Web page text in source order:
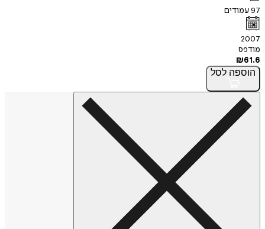
97עמודים
2007
מודפס
₪61.6
הוספה לסל